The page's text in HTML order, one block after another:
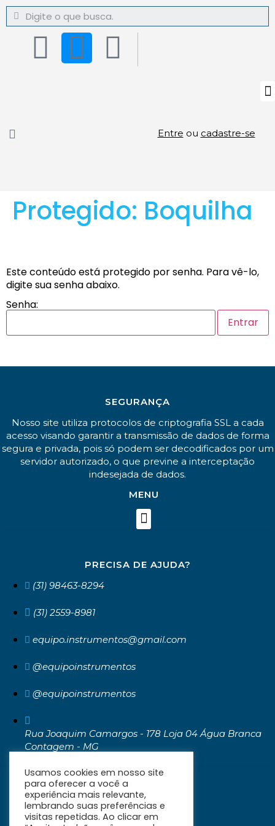
Entre ou cadastre-se
Protegido: Boquilha
Este conteúdo está protegido por senha. Para vê-lo,
digite sua senha abaixo.
Senha:
SEGURANÇA
Nosso site utiliza protocolos de criptografia SSL a cada
acesso visando garantir a transmissão de dados de forma
segura e privada, pois só podem ser decodificados por um
servidor autorizado, o que previne a interceptação
indesejada de dados.
MENU
PRECISA DE AJUDA?
(31) 98463-8294
(31) 2559-8981
equipo.instrumentos@gmail.com
@equipoinstrumentos
@equipoinstrumentos
Rua Joaquim Camargos - 178 Loja 04 Água Branca
Contagem - MG
Usamos cookies em nosso site
para oferecer a você a
experiência mais relevante,
lembrando suas preferências e
visitas repetidas. Ao clicar em